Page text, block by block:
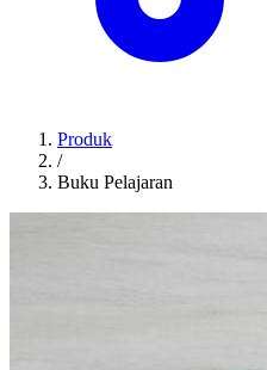
Produk
/
Buku Pelajaran